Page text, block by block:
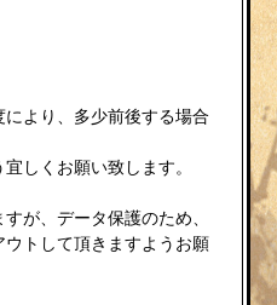
より、多少前後する場合
しくお願い致します。
が、データ保護のため、
トして頂きますようお願